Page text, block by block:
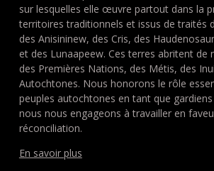
sur lesquelles elle œuvre partout dans la
territoires traditionnels et issus de traités
des Anisininew, des Cris, des
et des Lunaapeew. Ces terres abritent de
des Premières Nations, des Métis, des
Autochtones. Nous honorons le rôle
peuples autochtones en tant que
nous nous engageons à travailler en
réconciliation.
En savoir plus